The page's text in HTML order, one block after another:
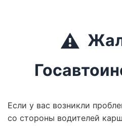
⚠️
Если у вас возникли
со стороны водителей